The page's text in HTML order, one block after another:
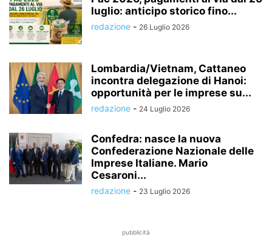
luglio: anticipo storico fino...
redazione - 26 Luglio 2026
Lombardia/Vietnam, Cattaneo
incontra delegazione di Hanoi:
opportunità per le imprese su...
redazione - 24 Luglio 2026
Confedra: nasce la nuova
Confederazione Nazionale delle
Imprese Italiane. Mario
Cesaroni...
redazione - 23 Luglio 2026
pubblicità